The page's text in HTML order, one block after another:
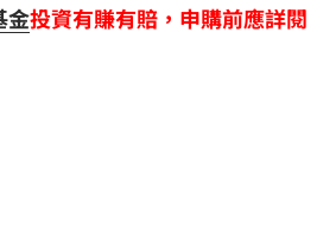
金投資有賺有賠，申購前應詳閱